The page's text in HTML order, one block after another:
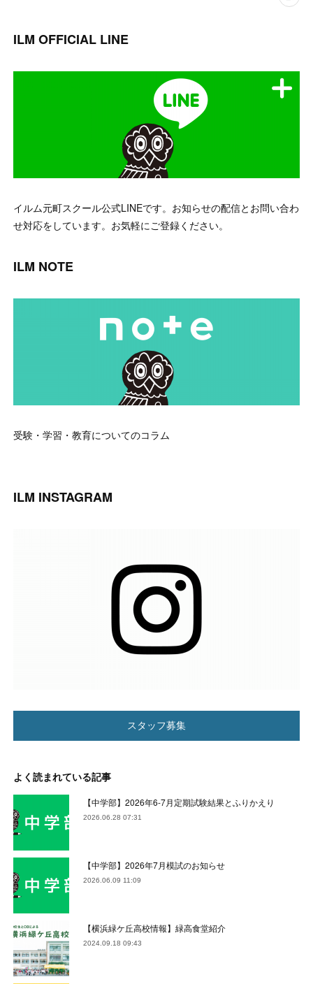
ILM OFFICIAL LINE
イルム元町スクール公式LINEです。お知らせの配信とお問い合わ
せ対応をしています。お気軽にご登録ください。
ILM NOTE
受験・学習・教育についてのコラム
ILM INSTAGRAM
スタッフ募集
よく読まれている記事
【中学部】2026年6-7月定期試験結果とふりかえり
2026.06.28 07:31
【中学部】2026年7月模試のお知らせ
2026.06.09 11:09
【横浜緑ケ丘高校情報】緑高食堂紹介
2024.09.18 09:43